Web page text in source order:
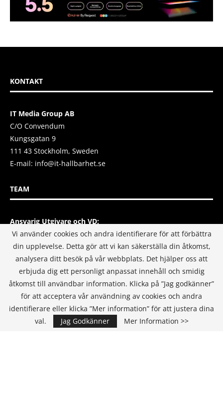
KONTAKT
IT Media Group AB
C/O Convendum
Kungsgatan 9
111 43 Stockholm, Sweden
E-mail: info@it-hallbarhet.se
TEAM
Ansvarig Utgivare och VD:
Annika Guldroth
E-mail:annika@itmediagroup.se
Redaktionen
E-mail:redaktionen@itmediagroup.se
INTEGRITETSPOLICY
Vi använder cookies och andra identifierare för att förbättra
din upplevelse. Detta gör att vi kan säkerställa din åtkomst,
analysera ditt besök på vår webbplats. Det hjälper oss att
erbjuda dig ett personligt anpassat innehåll och smidig
åtkomst till användbar information. Klicka på ”Jag godkänner”
för att acceptera vår användning av cookies och andra
identifierare eller klicka ”Mer information” för att justera dina
val.
Jag Godkänner Mer Information >>